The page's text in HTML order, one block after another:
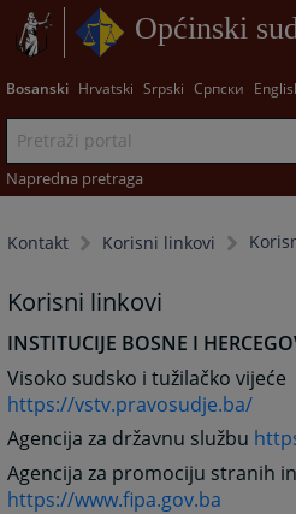
Općinski
Bosanski Hrvatski Srpski Српски
Napredna pretraga
Kontakt Korisni linkovi
Korisni linkovi
INSTITUCIJE BOSNE I
Visoko sudsko i tužilačko vijeće
https://vstv.pravosudje.ba/
Agencija za državnu službu
Agencija za promociju stranih
https://www.fipa.gov.ba